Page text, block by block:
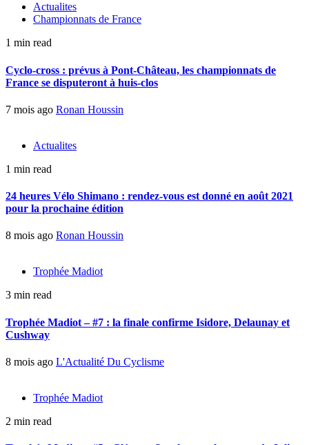
Actualites
Championnats de France
1 min read
Cyclo-cross : prévus à Pont-Château, les championnats de
France se disputeront à huis-clos
7 mois ago Ronan Houssin
Actualites
1 min read
24 heures Vélo Shimano : rendez-vous est donné en août 2021
pour la prochaine édition
8 mois ago Ronan Houssin
Trophée Madiot
3 min read
Trophée Madiot – #7 : la finale confirme Isidore, Delaunay et
Cushway
8 mois ago L'Actualité Du Cyclisme
Trophée Madiot
2 min read